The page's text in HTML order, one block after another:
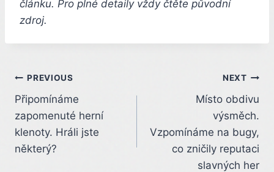
článku. Pro plné detaily vždy čtěte původní
zdroj.
Post
navigation
PREVIOUS
Připomínáme
zapomenuté herní
klenoty. Hráli jste
některý?
NEXT
Místo obdivu
výsměch.
Vzpomínáme na bugy,
co zničily reputaci
slavných her